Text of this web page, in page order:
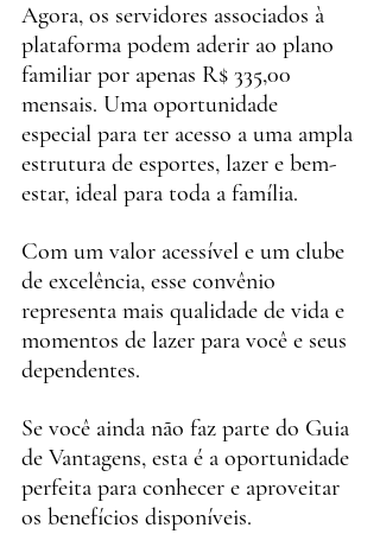
Agora, os servidores associados à
plataforma podem aderir ao plano
familiar por apenas R$ 335,00
mensais. Uma oportunidade
especial para ter acesso a uma ampla
estrutura de esportes, lazer e bem-
estar, ideal para toda a família.
Com um valor acessível e um clube
de excelência, esse convênio
representa mais qualidade de vida e
momentos de lazer para você e seus
dependentes.
Se você ainda não faz parte do Guia
de Vantagens, esta é a oportunidade
perfeita para conhecer e aproveitar
os benefícios disponíveis.